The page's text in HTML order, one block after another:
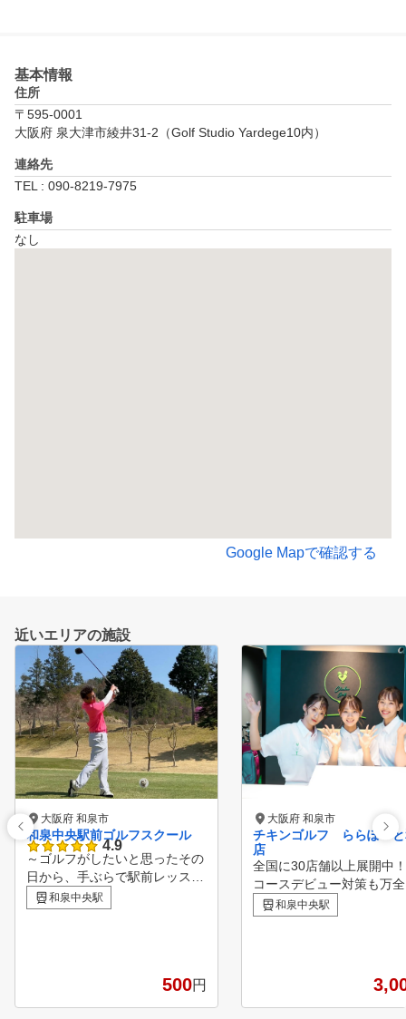
基本情報
住所
〒595-0001
大阪府 泉大津市綾井31-2（Golf Studio Yardege10内）
連絡先
TEL : 090-8219-7975
駐車場
なし
Google Mapで確認する
近いエリアの施設
大阪府 和泉市
和泉中央駅前ゴルフスクール
4.9
～ゴルフがしたいと思ったその
日から、手ぶらで駅前レッスン
～ 安心の定額料金でレッスン
受け放題！ 店舗相互利用も可
ん。 1レッスン50分間に、最大
和泉中央駅
500円
大阪府 和泉市
チキンゴルフ ららぽー
店
全国に30店舗以上展開中
コースデビュー対策も万
新のシミュレーションマ
チキンゴルフにお通い頂
おります。 お客様の目標
悩みに合わせてクラブの
和泉中央駅